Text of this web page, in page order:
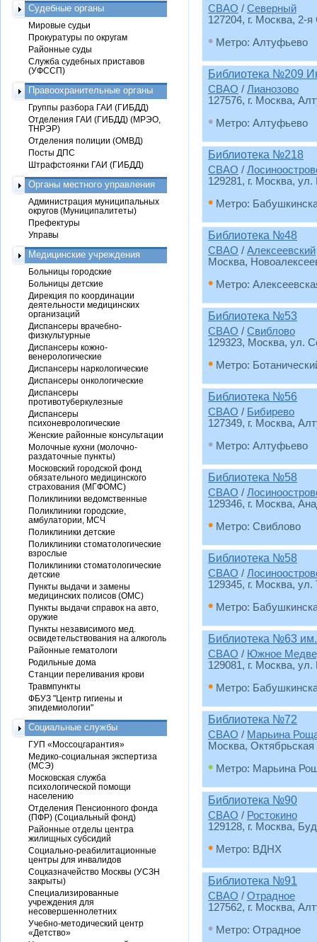
СВАО / Северный
127204, г. Москва, 2-
• Метро: Алтуфьево
Библиотека №209
СВАО / Лианозово
127576, г. Москва,
• Метро: Алтуфьево
Библиотека №218
СВАО /
129281, г. Москва,
• Метро:
Библиотека №48
СВАО / Алексеевский
Москва,
• Метро:
Библиотека №53
СВАО / Свиблово
129323, Москва, ул.
• Метро:
Библиотека №56
СВАО / Бибирево
127349, г. Москва,
• Метро: Алтуфьево
Библиотека №58
СВАО /
129346, г. Москва,
• Метро: Свиблово
Библиотека №58
СВАО /
129345, г. Москва, ул.
• Метро:
Библиотека №63
СВАО / Южное
129081, г. Москва,
• Метро:
Библиотека №72
СВАО / Марьина
Москва, Октябрьская
• Метро: Марьина
Библиотека №90
СВАО / Ростокино
129128, г. Москва,
• Метро: ВДНХ
Библиотека №91
СВАО / Отрадное
127562, г. Москва,
• Метро: Отрадное
Судебные органы
Мировые судьи
Прокуратуры по округам
Районные суды
Служба судебных приставов
(УФССП)
Правоохранительные органы
Группы разбора ГАИ (ГИБДД)
Отделения ГАИ (ГИБДД) (МРЭО,
ТНРЭР)
Отделения полиции (ОМВД)
Посты ДПС
Штрафстоянки ГАИ (ГИБДД)
Органы местного управления
Администрация муниципальных
округов (Муниципалитеты)
Префектуры
Управы
Медицинские учреждения
Больницы городские
Больницы детские
Дирекция по координации
деятельности медицинских
организаций
Диспансеры врачебно-
физкультурные
Диспансеры кожно-
венерологические
Диспансеры наркологические
Диспансеры онкологические
Диспансеры
противотуберкулезные
Диспансеры
психоневрологические
Женские районные консультации
Молочные кухни (молочно-
раздаточные пункты)
Московский городской фонд
обязательного медицинского
страхования (МГФОМС)
Поликлиники ведомственные
Поликлиники городские,
амбулатории, МСЧ
Поликлиники детские
Поликлиники стоматологические
взрослые
Поликлиники стоматологические
детские
Пункты выдачи и замены
медицинских полисов (ОМС)
Пункты выдачи справок на авто,
оружие
Пункты независимого мед.
освидетельствования на алкоголь
Районные гематологи
Родильные дома
Станции переливания крови
Травмпункты
ФБУЗ "Центр гигиены и
эпидемиологии"
Социальные службы
ГУП «Моссоцгарантия»
Медико-социальная экспертиза
(МСЭ)
Московская служба
психологической помощи
населению
Отделения Пенсионного фонда
(ПФР) (Социальный фонд)
Районные отделы центра
жилищных субсидий
Социально-реабилитационные
центры для инвалидов
Соцказначейство Москвы (УСЗН
закрыты)
Специализированные
учреждения для
несовершеннолетних
Учебно-методический центр
«Детство»